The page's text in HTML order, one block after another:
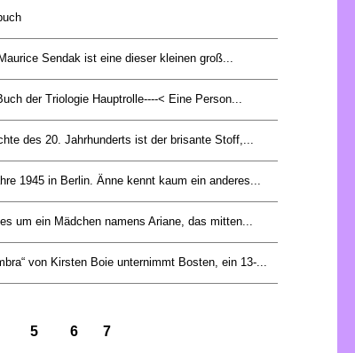
Sendak ist eine dieser kleinen groß...
der Triologie Hauptrolle----< Eine Person...
des 20. Jahrhunderts ist der brisante Stoff,...
1945 in Berlin. Änne kennt kaum ein anderes...
um ein Mädchen namens Ariane, das mitten...
von Kirsten Boie unternimmt Bosten, ein 13-...
5 6 7